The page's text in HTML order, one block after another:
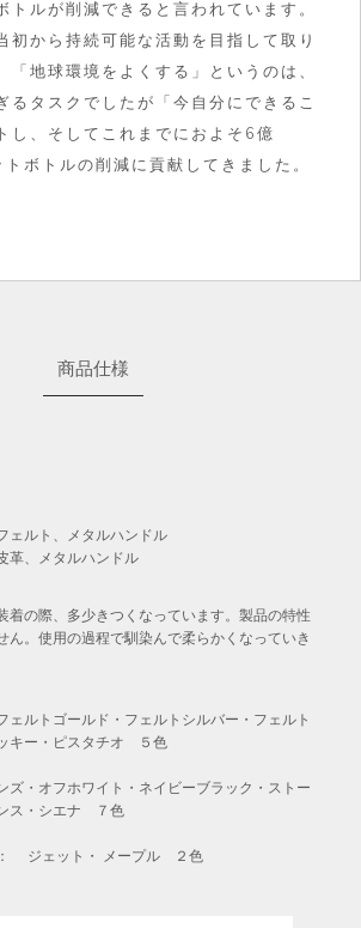
ルが削減できると言われています。
初から持続可能な活動を目指して取り
「地球環境をよくする」というのは、
るタスクでしたが「今自分にできるこ
し、そしてこれまでにおよそ6億
ボトルの削減に貢献してきました。
商品仕様
ルト、メタルハンドル
、メタルハンドル
着の際、多少きつくなっています。製品の特性
ん。使用の過程で馴染んで柔らかくなっていき
ルトゴールド・フェルトシルバー・フェルト
キー・ピスタチオ ５色
・オフホワイト・ネイビーブラック・ストー
ス・シエナ ７色
ジェット・ メープル ２色